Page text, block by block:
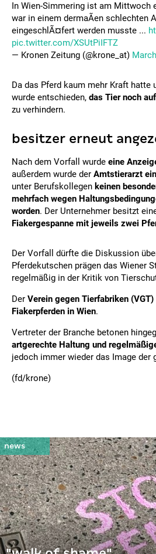
In Wien-Simmering ist am Mittwoch
war in einem dermaÃen schlechten
eingeschlÃ¤fert werden musste ...
pic.twitter.com/XSUtPiIFTZ
— Kronen Zeitung (@krone_at)
Da das Pferd kaum mehr Kraft
wurde entschieden, das Tier noch
zu verhindern.
besitzer erneut
Nach dem Vorfall wurde eine
außerdem wurde der Amtstierarzt
unter Berufskollegen keinen
mehrfach wegen
worden. Der Unternehmer besitzt
Fiakergespanne mit jeweils zwei
Der Vorfall dürfte die Diskussion
Pferdekutschen prägen das Wiener
regelmäßig in der Kritik von
Der Verein gegen Tierfabriken (VGT)
Fiakerpferden in Wien.
Vertreter der Branche betonen
artgerechte Haltung und
jedoch immer wieder das Image der
(fd/krone)